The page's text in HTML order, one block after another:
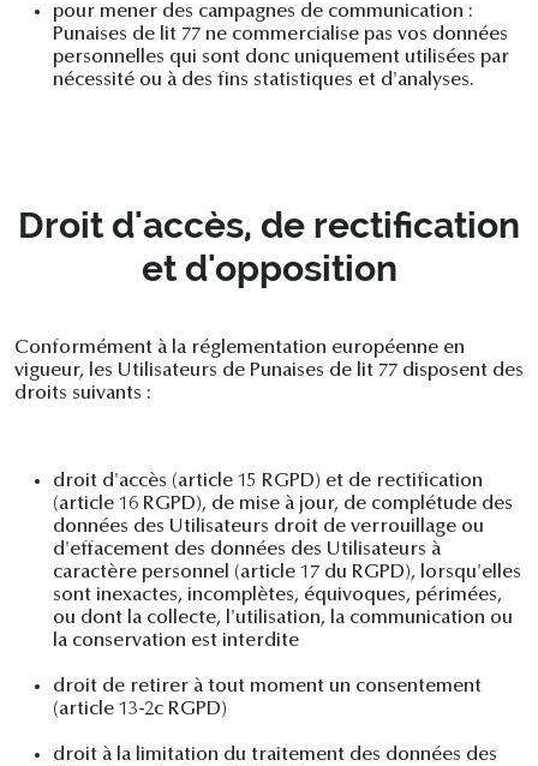
pour mener des campagnes de communication :
Punaises de lit 77 ne commercialise pas vos données
personnelles qui sont donc uniquement utilisées par
nécessité ou à des fins statistiques et d'analyses.
Droit d'accès, de rectification
et d'opposition
Conformément à la réglementation européenne en
vigueur, les Utilisateurs de Punaises de lit 77 disposent des
droits suivants :
droit d'accès (article 15 RGPD) et de rectification
(article 16 RGPD), de mise à jour, de complétude des
données des Utilisateurs droit de verrouillage ou
d'effacement des données des Utilisateurs à
caractère personnel (article 17 du RGPD), lorsqu'elles
sont inexactes, incomplètes, équivoques, périmées,
ou dont la collecte, l'utilisation, la communication ou
la conservation est interdite
droit de retirer à tout moment un consentement
(article 13-2c RGPD)
droit à la limitation du traitement des données des